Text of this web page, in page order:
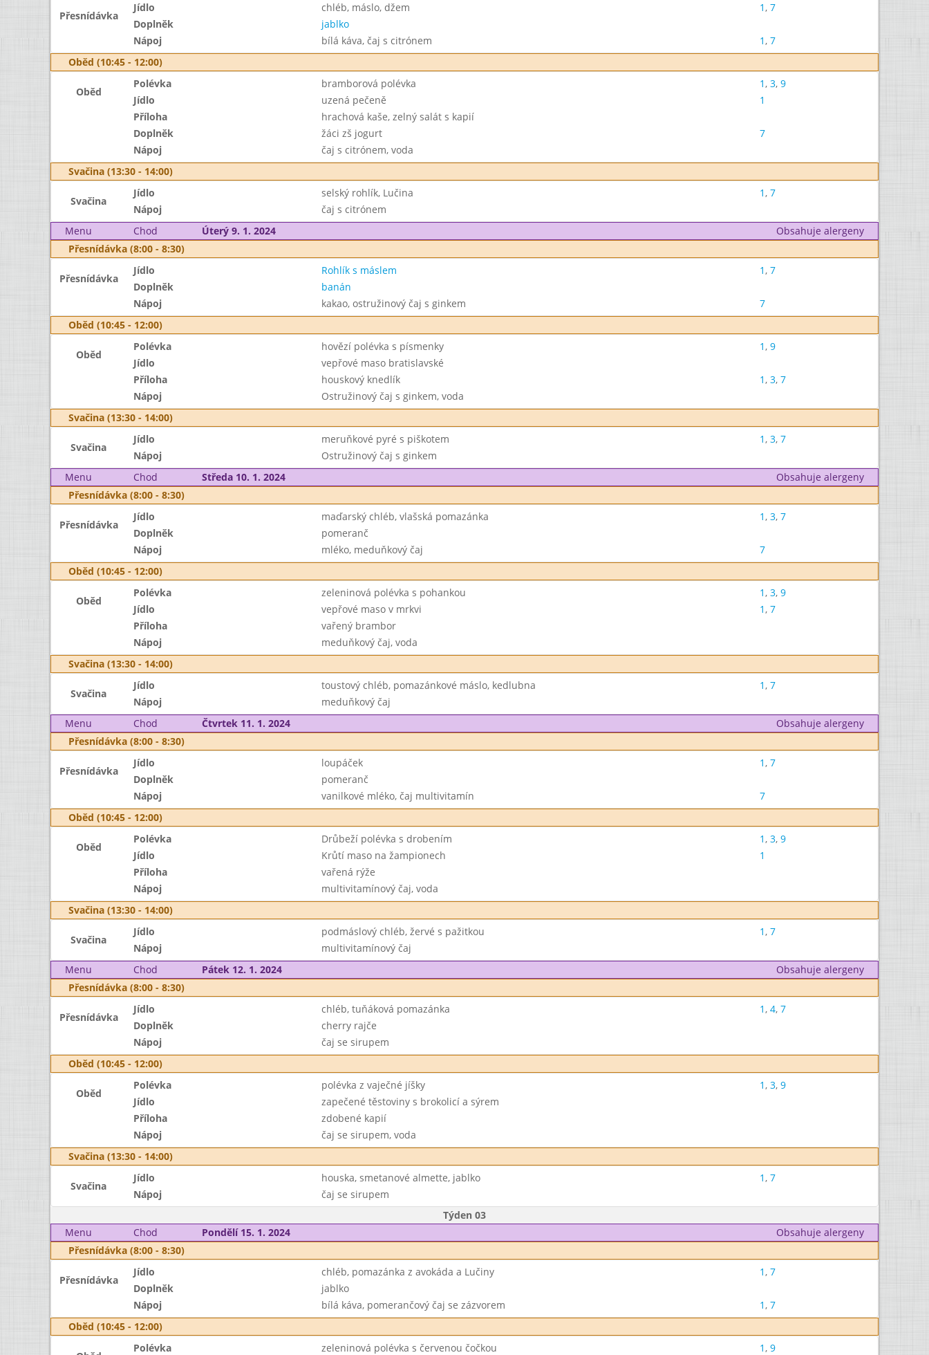
Přesnídávka
Jídlo chléb, máslo, džem 1, 7
Doplněk
jablko
Nápoj
bílá káva, čaj s citrónem 1, 7
Oběd (10:45 - 12:00)
Oběd
Polévka bramborová polévka 1, 3, 9
Jídlo
uzená pečeně
1
Příloha
hrachová kaše, zelný salát s kapií
Doplněk
žáci zš jogurt
7
Nápoj
čaj s citrónem, voda
Svačina (13:30 - 14:00)
Svačina
Jídlo selský rohlík, Lučina 1, 7
Nápoj
čaj s citrónem
Menu
Chod Úterý 9. 1. 2024
Obsahuje alergeny
Přesnídávka (8:00 - 8:30)
Přesnídávka
Jídlo Rohlík s máslem 1, 7
Doplněk
banán
Nápoj
kakao, ostružinový čaj s ginkem
7
Oběd (10:45 - 12:00)
Oběd
Polévka hovězí polévka s písmenky 1, 9
Jídlo
vepřové maso bratislavské
Příloha
houskový knedlík 1, 3, 7
Nápoj
Ostružinový čaj s ginkem, voda
Svačina (13:30 - 14:00)
Svačina
Jídlo meruňkové pyré s piškotem 1, 3, 7
Nápoj
Ostružinový čaj s ginkem
Menu
Chod Středa 10. 1. 2024
Obsahuje alergeny
Přesnídávka (8:00 - 8:30)
Přesnídávka
Jídlo maďarský chléb, vlašská pomazánka 1, 3, 7
Doplněk
pomeranč
Nápoj
mléko, meduňkový čaj
7
Oběd (10:45 - 12:00)
Oběd
Polévka zeleninová polévka s pohankou 1, 3, 9
Jídlo
vepřové maso v mrkvi 1, 7
Příloha
vařený brambor
Nápoj
meduňkový čaj, voda
Svačina (13:30 - 14:00)
Svačina
Jídlo toustový chléb, pomazánkové máslo, kedlubna 1, 7
Nápoj
meduňkový čaj
Menu
Chod Čtvrtek 11. 1. 2024
Obsahuje alergeny
Přesnídávka (8:00 - 8:30)
Přesnídávka
Jídlo loupáček 1, 7
Doplněk
pomeranč
Nápoj
vanilkové mléko, čaj multivitamín
7
Oběd (10:45 - 12:00)
Oběd
Polévka Drůbeží polévka s drobením 1, 3, 9
Jídlo
Krůtí maso na žampionech
1
Příloha
vařená rýže
Nápoj
multivitamínový čaj, voda
Svačina (13:30 - 14:00)
Svačina
Jídlo podmáslový chléb, žervé s pažitkou 1, 7
Nápoj
multivitamínový čaj
Menu
Chod Pátek 12. 1. 2024
Obsahuje alergeny
Přesnídávka (8:00 - 8:30)
Přesnídávka
Jídlo chléb, tuňáková pomazánka 1, 4, 7
Doplněk
cherry rajče
Nápoj
čaj se sirupem
Oběd (10:45 - 12:00)
Oběd
Polévka polévka z vaječné jíšky 1, 3, 9
Jídlo
zapečené těstoviny s brokolicí a sýrem
Příloha
zdobené kapií
Nápoj
čaj se sirupem, voda
Svačina (13:30 - 14:00)
Svačina
Jídlo houska, smetanové almette, jablko 1, 7
Nápoj
čaj se sirupem
Týden 03
Menu
Chod Pondělí 15. 1. 2024
Obsahuje alergeny
Přesnídávka (8:00 - 8:30)
Přesnídávka
Jídlo chléb, pomazánka z avokáda a Lučiny 1, 7
Doplněk
jablko
Nápoj
bílá káva, pomerančový čaj se zázvorem 1, 7
Oběd (10:45 - 12:00)
Polévka zeleninová polévka s červenou čočkou 1, 9